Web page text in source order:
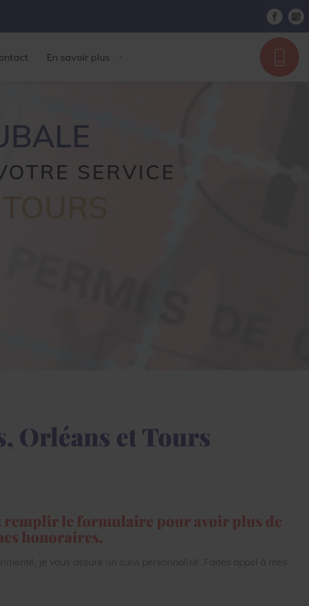
SERVICE
En savoir plus
Orléans et Tours
remplir le formulaire pour avoir plus de
honoraires.
je vous assure un suivi personnalisé. Faites appel à mes